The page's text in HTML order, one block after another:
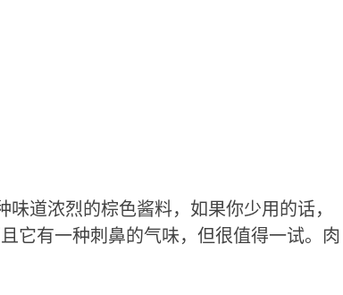
道浓烈的棕色酱料，如果你少用的话，
它有一种刺鼻的气味，但很值得一试。肉